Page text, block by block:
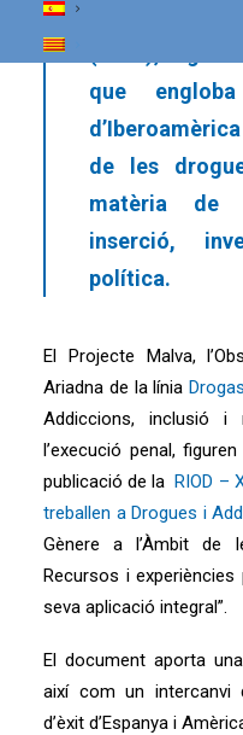
que
de les
matèria de
inserció,
política.
El Projecte Malva,
Ariadna de la línia
Addiccions, inclusió i
l’execució penal,
publicació de laRIOD –
treballen a Drogues i
Gènere a l’Àmbit de
Recursos i
seva aplicació integral”.
El document aporta
així com un intercanvi
d’èxit d’Espanya i